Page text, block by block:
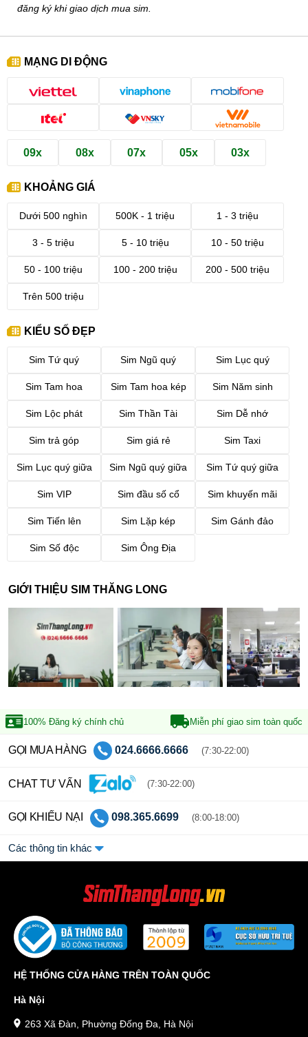
đăng ký khi giao dịch mua sim.
MẠNG DI ĐỘNG
09x 08x 07x 05x 03x
KHOẢNG GIÁ
Dưới 500 nghìn 500K - 1 triệu 1 - 3 triệu
3 - 5 triệu 5 - 10 triệu 10 - 50 triệu
50 - 100 triệu 100 - 200 triệu 200 - 500 triệu
Trên 500 triệu
KIỂU SỐ ĐẸP
Sim Tứ quý Sim Ngũ quý Sim Lục quý
Sim Tam hoa Sim Tam hoa kép Sim Năm sinh
Sim Lộc phát Sim Thần Tài Sim Dễ nhớ
Sim trả góp Sim giá rẻ Sim Taxi
Sim Lục quý giữa Sim Ngũ quý giữa Sim Tứ quý giữa
Sim VIP Sim đầu số cổ Sim khuyến mãi
Sim Tiến lên Sim Lặp kép Sim Gánh đảo
Sim Số độc Sim Ông Địa
GIỚI THIỆU SIM THĂNG LONG
100% Đăng ký chính chủ Miễn phí giao sim toàn quốc
GỌI MUA HÀNG 024.6666.6666 (7:30-22:00)
CHAT TƯ VẤN (7:30-22:00)
GỌI KHIẾU NẠI 098.365.6699 (8:00-18:00)
Các thông tin khác
HỆ THỐNG CỬA HÀNG TRÊN TOÀN QUỐC
Hà Nội
263 Xã Đàn, Phường Đống Đa, Hà Nội